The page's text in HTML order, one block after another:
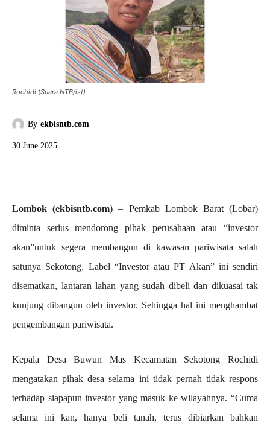
Rochidi (Suara NTB/ist)
By ekbisntb.com
30 June 2025
Lombok (ekbisntb.com) – Pemkab Lombok Barat (Lobar)
diminta serius mendorong pihak perusahaan atau “investor
akan”untuk segera membangun di kawasan pariwisata salah
satunya Sekotong. Label “Investor atau PT Akan” ini sendiri
disematkan, lantaran lahan yang sudah dibeli dan dikuasai tak
kunjung dibangun oleh investor. Sehingga hal ini menghambat
pengembangan pariwisata.
Kepala Desa Buwun Mas Kecamatan Sekotong Rochidi
mengatakan pihak desa selama ini tidak pernah tidak respons
terhadap siapapun investor yang masuk ke wilayahnya. “Cuma
selama ini kan, hanya beli tanah, terus dibiarkan bahkan